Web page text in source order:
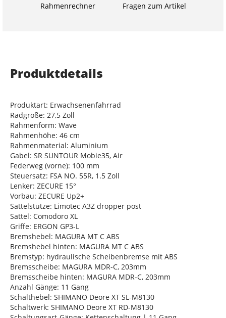
Rahmenrechner Fragen zum Artikel
Produktdetails
Produktart: Erwachsenenfahrrad
Radgröße: 27,5 Zoll
Rahmenform: Wave
Rahmenhöhe: 46 cm
Rahmenmaterial: Aluminium
Gabel: SR SUNTOUR Mobie35, Air
Federweg (vorne): 100 mm
Steuersatz: FSA NO. 55R, 1.5 Zoll
Lenker: ZECURE 15°
Vorbau: ZECURE Up2+
Sattelstütze: Limotec A3Z dropper post
Sattel: Comodoro XL
Griffe: ERGON GP3-L
Bremshebel: MAGURA MT C ABS
Bremshebel hinten: MAGURA MT C ABS
Bremstyp: hydraulische Scheibenbremse mit ABS
Bremsscheibe: MAGURA MDR-C, 203mm
Bremsscheibe hinten: MAGURA MDR-C, 203mm
Anzahl Gänge: 11 Gang
Schalthebel: SHIMANO Deore XT SL-M8130
Schaltwerk: SHIMANO Deore XT RD-M8130